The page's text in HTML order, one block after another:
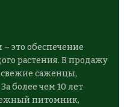
это обеспечение
растения. В продажу
свежие саженцы,
более чем 10 лет
питомник,